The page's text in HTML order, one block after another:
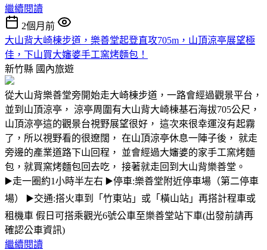
繼續閱讀
2個月前
大山背大崎棟步道，樂善堂起登直攻705m，山頂涼亭展望極
佳，下山買大嬸婆手工窯烤麵包！
新竹縣 國內旅遊
從大山背樂善堂旁開始走大崎棟步道，一路會經過觀景平台，
並到山頂涼亭， 涼亭周圍有大山背大崎棟基石海拔705公尺，
山頂涼亭這的觀景台視野展望很好， 這次來很幸運沒有起霧
了，所以視野看的很遼闊， 在山頂涼亭休息一陣子後， 就走
旁邊的產業道路下山回程， 並會經過大嬸婆的家手工窯烤麵
包，就買窯烤麵包回去吃， 接著就走回到大山背樂善堂。
▶️走一圈約1小時半左右 ▶️停車:樂善堂附近停車場（第二停車
場） ▶️交通:搭火車到「竹東站」或「橫山站」再搭計程車或
租機車 假日可搭乘觀光6號公車至樂善堂站下車(出發前請再
確認公車資訊)
繼續閱讀